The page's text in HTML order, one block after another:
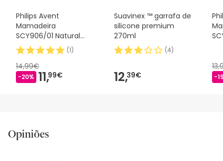
Philips Avent
Mamadeira
SCY906/01 Natural
Response 330ml
(1)
14,99€
-20% 11,99€
Suavinex ™ garrafa de
silicone premium
270ml
(4)
12,39€ -
Opiniões